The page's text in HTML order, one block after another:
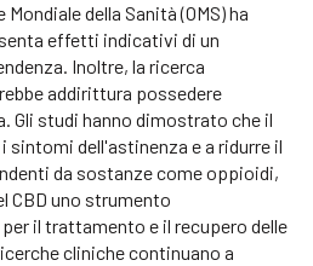
della Sanità (OMS) ha
effetti indicativi di un
Inoltre, la ricerca
addirittura possedere
Gli studi hanno dimostrato che il
sintomi dell'astinenza e a ridurre il
da sostanze come oppioidi,
CBD uno strumento
il trattamento e il recupero delle
cliniche continuano a